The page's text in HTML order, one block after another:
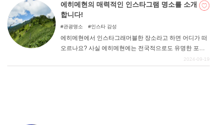
에히메현의 매력적인 인스타그램 명소를 소개
합니다!
관광명소 인스타 감성
에히메현에서 인스타그래머블한 장소라고 하면 어디가 떠
오르나요? 사실 에히메현에는 전국적으로도 유명한 포토
제닉한 사진을 찍을 수 있는 명소가 많이 있다. 이번에는 그
2024-09-19